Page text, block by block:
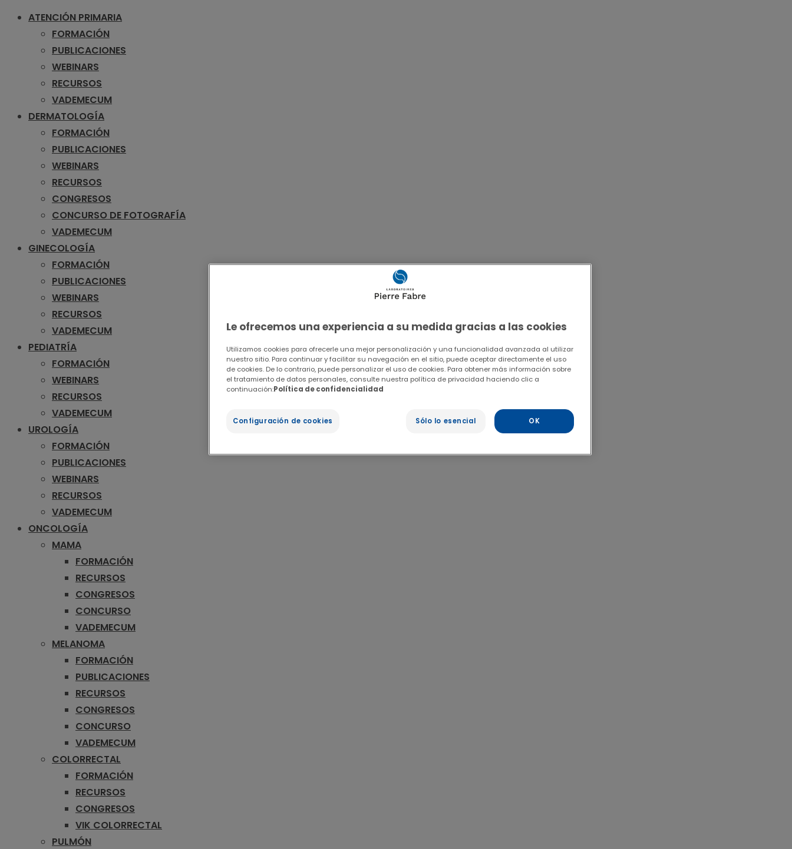
ATENCIÓN PRIMARIA
FORMACIÓN
PUBLICACIONES
WEBINARS
RECURSOS
VADEMECUM
DERMATOLOGÍA
FORMACIÓN
PUBLICACIONES
WEBINARS
RECURSOS
CONGRESOS
CONCURSO DE FOTOGRAFÍA
VADEMECUM
GINECOLOGÍA
FORMACIÓN
PUBLICACIONES
WEBINARS
RECURSOS
VADEMECUM
PEDIATRÍA
FORMACIÓN
WEBINARS
RECURSOS
VADEMECUM
UROLOGÍA
FORMACIÓN
PUBLICACIONES
WEBINARS
RECURSOS
VADEMECUM
ONCOLOGÍA
MAMA
FORMACIÓN
RECURSOS
CONGRESOS
CONCURSO
VADEMECUM
MELANOMA
FORMACIÓN
PUBLICACIONES
RECURSOS
CONGRESOS
CONCURSO
VADEMECUM
COLORRECTAL
FORMACIÓN
RECURSOS
CONGRESOS
VIK COLORRECTAL
PULMÓN
Le ofrecemos una experiencia a su medida gracias a las cookies
Utilizamos cookies para ofrecerle una mejor personalización y una funcionalidad avanzada al utilizar
nuestro sitio. Para continuar y facilitar su navegación en el sitio, puede aceptar directamente el uso
de cookies. De lo contrario, puede personalizar el uso de cookies. Para obtener más información sobre
el tratamiento de datos personales, consulte nuestra política de privacidad haciendo clic a
continuación:Política de confidencialidad
Configuración de cookies Sólo lo esencial OK